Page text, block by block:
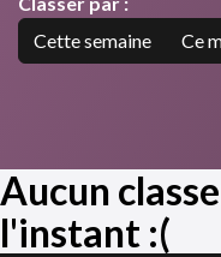
Cette semaine
Ce
Aucun
l'instant :(